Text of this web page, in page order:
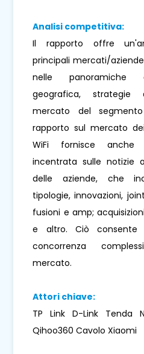
Analisi competitiva:
Il rapporto offre
principali mercati/
nelle panoramiche
geografica, strategie
mercato del
rapporto sul mercato
WiFi fornisce anche
incentrata sulle notizie
delle aziende, che
tipologie, innovazioni,
fusioni e amp;
e altro. Ciò consente
concorrenza
mercato.
Attori chiave:
TP Link D-Link Tenda
Qihoo360 Cavolo Xiaomi